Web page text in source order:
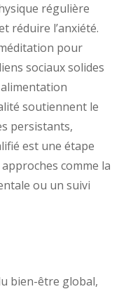
régulière
réduire l’anxiété.
pour
sociaux solides
soutiennent le
persistants,
est une étape
comme la
ou un suivi
bien-être global,